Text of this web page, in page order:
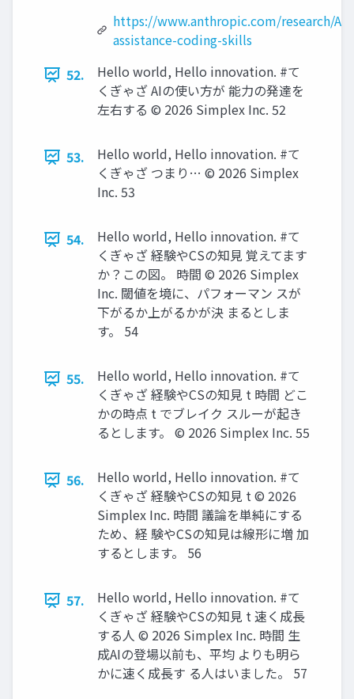
https://www.anthropic.com/research/AI-
assistance-coding-skills
52.
Hello world, Hello innovation. #て
くぎゃざ AIの使い方が 能力の発達を
左右する ©️ 2026 Simplex Inc. 52
53.
Hello world, Hello innovation. #て
くぎゃざ つまり… ©️ 2026 Simplex
Inc. 53
54.
Hello world, Hello innovation. #て
くぎゃざ 経験やCSの知見 覚えてます
か？この図。 時間 ©️ 2026 Simplex
Inc. 閾値を境に、パフォーマン スが
下がるか上がるかが決 まるとしま
す。 54
55.
Hello world, Hello innovation. #て
くぎゃざ 経験やCSの知見 t 時間 どこ
かの時点 t でブレイク スルーが起き
るとします。 ©️ 2026 Simplex Inc. 55
56.
Hello world, Hello innovation. #て
くぎゃざ 経験やCSの知見 t ©️ 2026
Simplex Inc. 時間 議論を単純にする
ため、経 験やCSの知見は線形に増 加
するとします。 56
57.
Hello world, Hello innovation. #て
くぎゃざ 経験やCSの知見 t 速く成長
する人 ©️ 2026 Simplex Inc. 時間 生
成AIの登場以前も、平均 よりも明ら
かに速く成長す る人はいました。 57